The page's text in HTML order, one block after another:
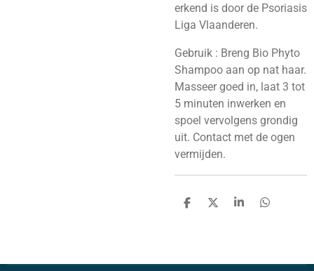
erkend is door de Psoriasis
Liga Vlaanderen.
Gebruik : Breng Bio Phyto
Shampoo aan op nat haar.
Masseer goed in, laat 3 tot
5 minuten inwerken en
spoel vervolgens grondig
uit. Contact met de ogen
vermijden.
D
D
S
D